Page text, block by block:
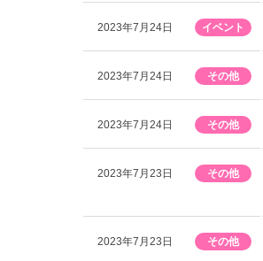
2023年7月24日 イベント
2023年7月24日 その他
2023年7月24日 その他
2023年7月23日 その他
2023年7月23日 その他